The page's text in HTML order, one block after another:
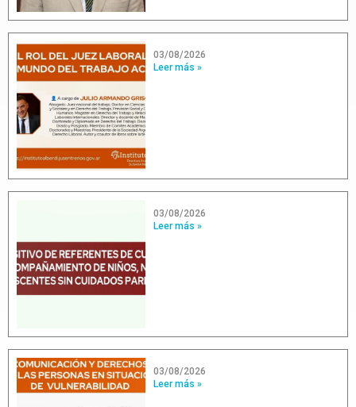
03/08/2026
Leer más »
03/08/2026
Leer más »
03/08/2026
Leer más »